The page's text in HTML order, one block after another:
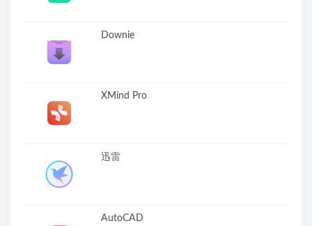
Downie
XMind Pro
迅雷
AutoCAD